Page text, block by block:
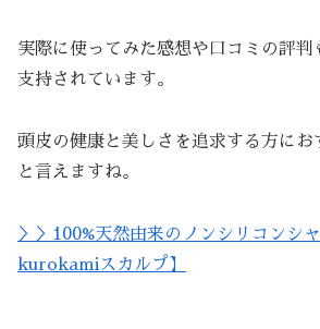
実際に使ってみた感想や口コミの評判
支持されています。
頭皮の健康と美しさを追求する方にお
と言えますね。
＞＞100%天然由来のノンシリコンシ
kurokamiスカルプ】